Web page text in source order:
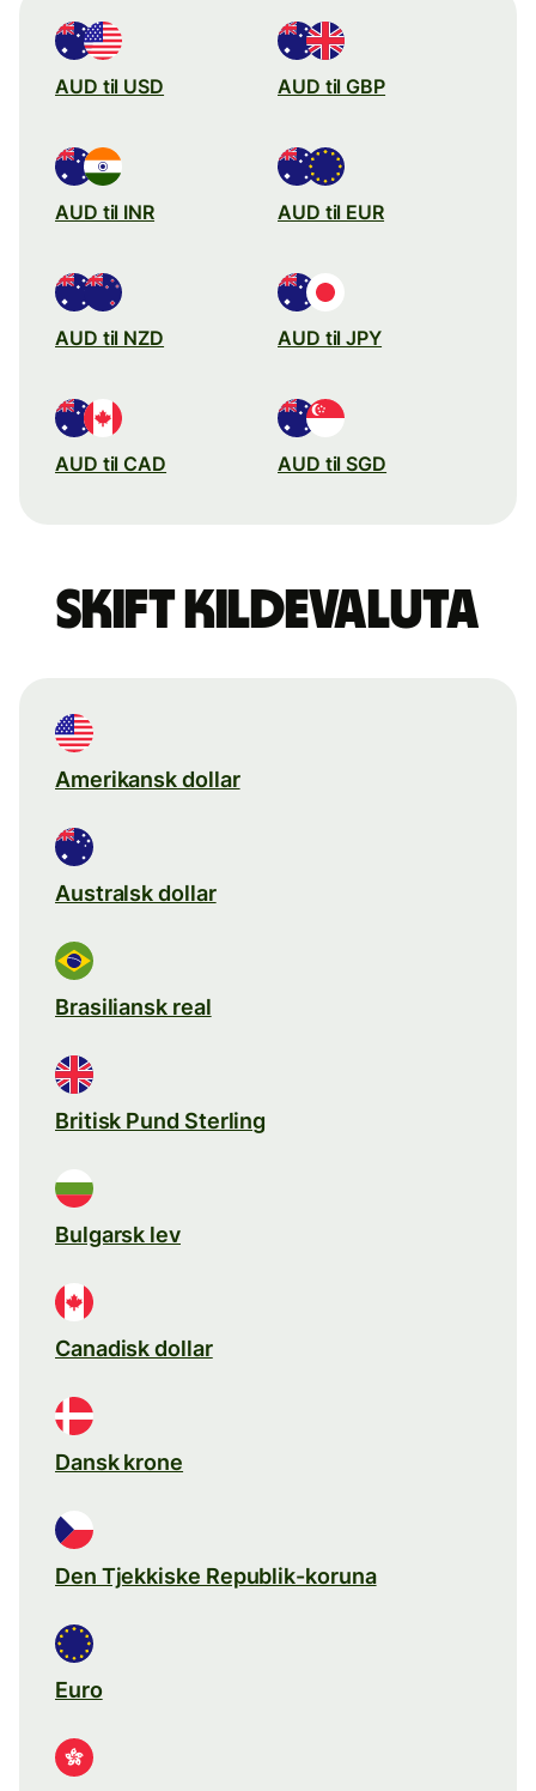
AUD til USD AUD til GBP
AUD til INR AUD til EUR
AUD til NZD AUD til JPY
AUD til CAD AUD til SGD
Skift kildevaluta
Amerikansk dollar
Australsk dollar
Brasiliansk real
Britisk Pund Sterling
Bulgarsk lev
Canadisk dollar
Dansk krone
Den Tjekkiske Republik-koruna
Euro